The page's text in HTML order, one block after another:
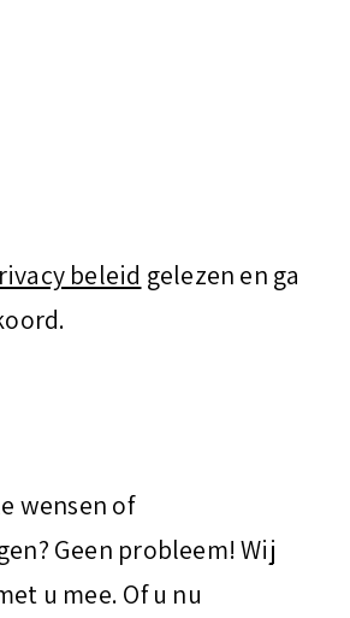
beleid gelezen en ga
wensen of
Geen probleem! Wij
u mee. Of u nu